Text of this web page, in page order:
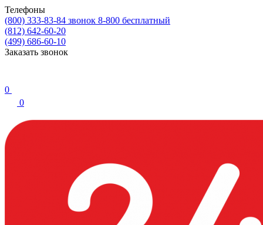
Телефоны
(800) 333-83-84 звонок 8-800 бесплатный
(812) 642-60-20
(499) 686-60-10
Заказать звонок
0
0